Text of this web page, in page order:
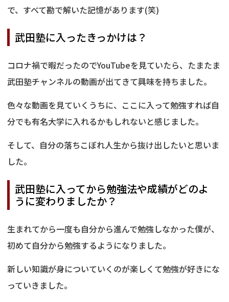
で、すべて勘で解いた記憶があります(笑)
武田塾に入ったきっかけは？
コロナ禍で暇だったのでYouTubeを見ていたら、たまたま
武田塾チャンネルの動画が出てきて興味を持ちました。
色々な動画を見ていくうちに、ここに入って勉強すれば自
分でも有名大学に入れるかもしれないと感じました。
そして、自分の落ちこぼれ人生から抜け出したいと思いま
した。
武田塾に入ってから勉強法や成績がどのよ
うに変わりましたか？
生まれてから一度も自分から進んで勉強しなかった僕が、
初めて自分から勉強するようになりました。
新しい知識が身についていくのが楽しくて勉強が好きにな
っていきました。